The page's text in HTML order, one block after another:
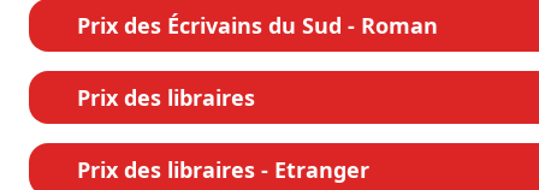
Prix des Écrivains du Sud - Roman
Prix des libraires
Prix des libraires - Etranger